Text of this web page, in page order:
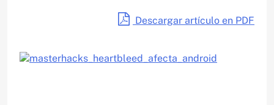
Descargar artículo en PDF